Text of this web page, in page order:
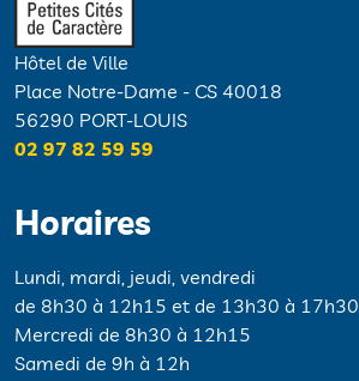
Hôtel de Ville
Place Notre-Dame - CS 40018
56290 PORT-LOUIS
02 97 82 59 59
Horaires
Lundi, mardi, jeudi, vendredi
de 8h30 à 12h15 et de 13h30 à 17h30
Mercredi de 8h30 à 12h15
Samedi de 9h à 12h